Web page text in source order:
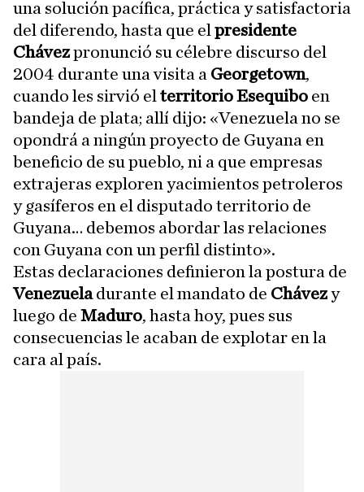
una solución pacífica, práctica y satisfactoria
del diferendo, hasta que el presidente
Chávezpronunció su célebre discurso del
2004 durante una visita a Georgetown,
cuando les sirvió el territorio Esequibo en
bandeja de plata; allí dijo: «Venezuela no se
opondrá a ningún proyecto de Guyana en
beneficio de su pueblo, ni a que empresas
extrajeras exploren yacimientos petroleros
y gasíferos en el disputado territorio de
Guyana… debemos abordar las relaciones
con Guyana con un perfil distinto».
Estas declaraciones definieron la postura de
Venezueladurante el mandato de Chávezy
luego de Maduro, hasta hoy, pues sus
consecuencias le acaban de explotar en la
cara al país.